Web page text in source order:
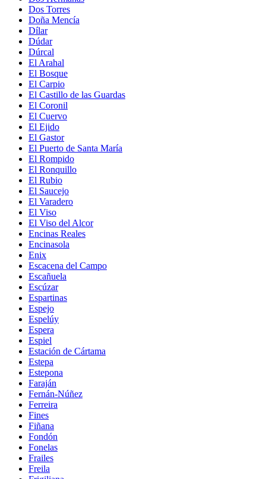
Dos Torres
Doña Mencía
Dílar
Dúdar
Dúrcal
El Arahal
El Bosque
El Carpio
El Castillo de las Guardas
El Coronil
El Cuervo
El Ejido
El Gastor
El Puerto de Santa María
El Rompido
El Ronquillo
El Rubio
El Saucejo
El Varadero
El Viso
El Viso del Alcor
Encinas Reales
Encinasola
Enix
Escacena del Campo
Escañuela
Escúzar
Espartinas
Espejo
Espelúy
Espera
Espiel
Estación de Cártama
Estepa
Estepona
Faraján
Fernán-Núñez
Ferreira
Fines
Fiñana
Fondón
Fonelas
Frailes
Freila